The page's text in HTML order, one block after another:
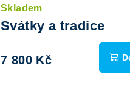
Skladem
Svátky a tradice
7 800 Kč